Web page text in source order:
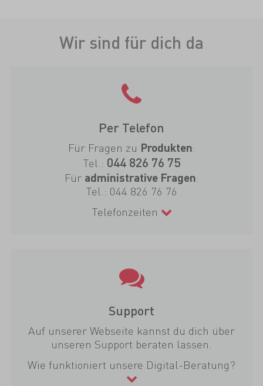
Wir sind für dich da
Per Telefon
Für Fragen zu Produkten:
Tel.: 044 826 76 75
Für administrative Fragen:
Tel.: 044 826 76 76
Telefonzeiten
Support
Auf unserer Webseite kannst du dich über
unseren Support beraten lassen.
Wie funktioniert unsere Digital-Beratung?